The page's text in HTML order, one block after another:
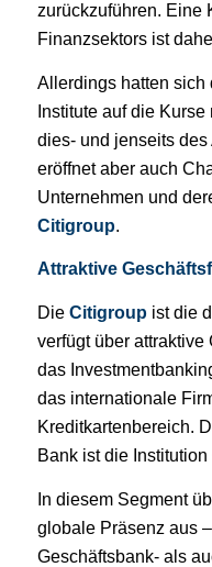
zurückzuführen. Eine
Finanzsektors ist
Allerdings hatten sich
Institute auf die
dies- und jenseits
eröffnet aber auch
Unternehmen und
Citigroup.
Attraktive
Die Citigroupist die
verfügt über attraktive
das
das internationale
Kreditkartenbereich.
Bank ist die
In diesem Segment
globale Präsenz aus
Geschäftsbank- als